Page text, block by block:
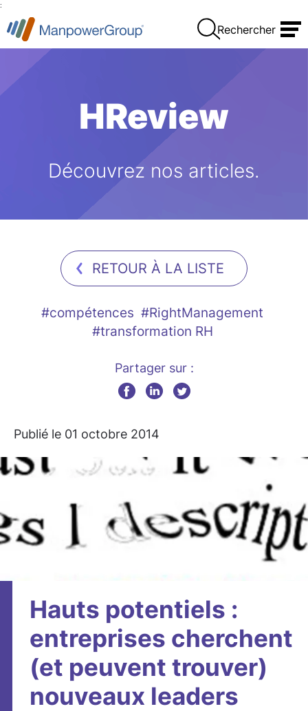
:
Rechercher
HReview
Découvrez nos articles.
RETOUR À LA LISTE
#compétences #RightManagement
#transformation RH
Partager sur :
Publié le 01 octobre 2014
Hauts potentiels :
entreprises cherchent
(et peuvent trouver)
nouveaux leaders